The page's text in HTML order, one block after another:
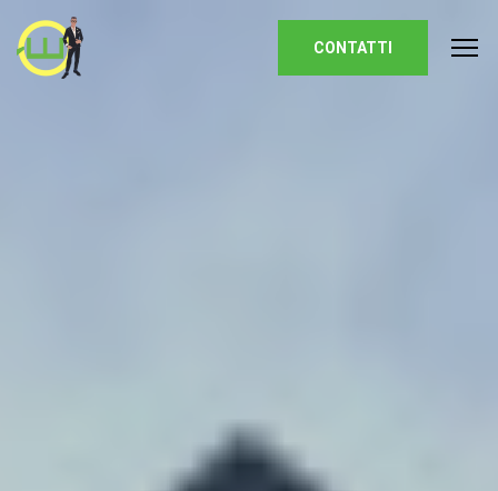
Homepage
CONTATTI